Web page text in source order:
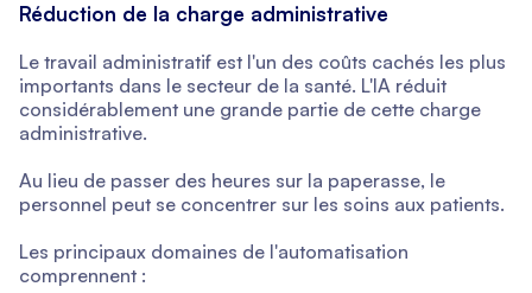
Réduction de la charge administrative
Le travail administratif est l'un des coûts cachés les plus
importants dans le secteur de la santé. L'IA réduit
considérablement une grande partie de cette charge
administrative.
Au lieu de passer des heures sur la paperasse, le
personnel peut se concentrer sur les soins aux patients.
Les principaux domaines de l'automatisation
comprennent :